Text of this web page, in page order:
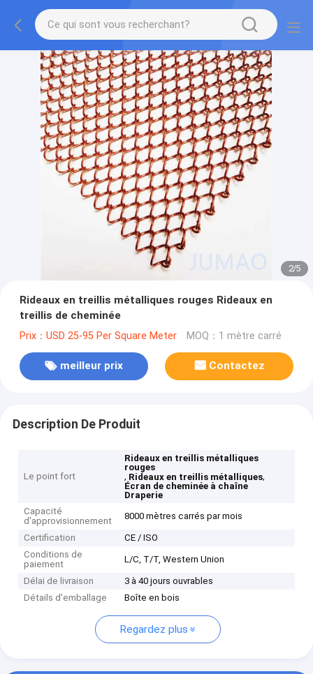
2/5
Rideaux en treillis métalliques rouges Rideaux en
treillis de cheminée
Prix：USD 25-95 Per Square Meter MOQ：1 mètre carré
meilleur prix Contactez
Description De Produit
Le point fort
Rideaux en treillis métalliques
rouges
, Rideaux en treillis métalliques,
Écran de cheminée à chaîne
Draperie
Capacité
d'approvisionnement
8000 mètres carrés par mois
Certification
CE / ISO
Conditions de
paiement
L/C, T/T, Western Union
Délai de livraison
3 à 40 jours ouvrables
Détails d'emballage
Boîte en bois
Regardez plus